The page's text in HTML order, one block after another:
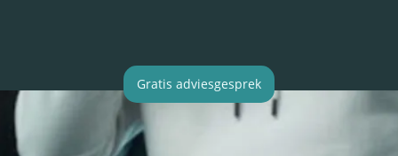
Gratis adviesgesprek